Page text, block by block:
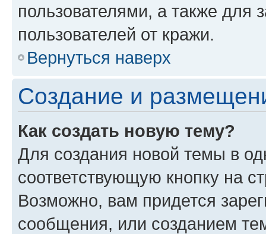
пользователями, а также для
пользователей от кражи.
Вернуться наверх
Создание и
Как создать новую тему?
Для создания новой темы в
соответствующую кнопку на
Возможно, вам придется
сообщения, или созданием